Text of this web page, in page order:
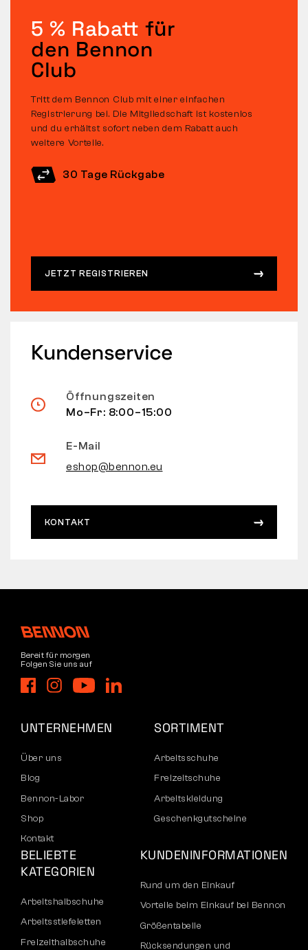
5 % Rabatt für
den Bennon
Club
Tritt dem Bennon Club mit einer einfachen
Registrierung bei. Die Mitgliedschaft ist kostenlos
und du erhältst sofort neben dem Rabatt auch
weitere Vorteile.
30 Tage Rückgabe
JETZT REGISTRIEREN
Kundenservice
Öffnungszeiten
Mo–Fr: 8:00–15:00
E-Mail
eshop@bennon.eu
KONTAKT
Bereit für morgen
Folgen Sie uns auf
UNTERNEHMEN
Über uns
Blog
Bennon-Labor
Shop
Kontakt
SORTIMENT
Arbeitsschuhe
Freizeitschuhe
Arbeitskleidung
Geschenkgutscheine
BELIEBTE
KATEGORIEN
Arbeitshalbschuhe
Arbeitsstiefeletten
Freizeithalbschuhe
KUNDENINFORMATIONEN
Rund um den Einkauf
Vorteile beim Einkauf bei Bennon
Größentabelle
Rücksendungen und